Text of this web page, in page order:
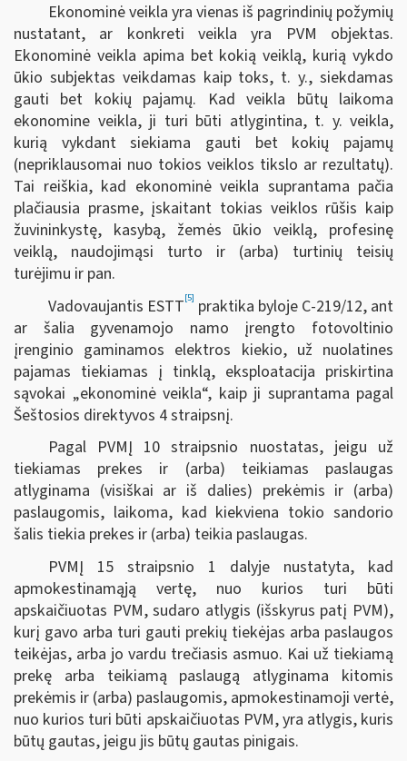
Ekonominė veikla yra vienas iš pagrindinių požymių
nustatant, ar konkreti veikla yra PVM objektas.
Ekonominė veikla apima bet kokią veiklą, kurią vykdo
ūkio subjektas veikdamas kaip toks, t. y., siekdamas
gauti bet kokių pajamų. Kad veikla būtų laikoma
ekonomine veikla, ji turi būti atlygintina, t. y. veikla,
kurią vykdant siekiama gauti bet kokių pajamų
(nepriklausomai nuo tokios veiklos tikslo ar rezultatų).
Tai reiškia, kad ekonominė veikla suprantama pačia
plačiausia prasme, įskaitant tokias veiklos rūšis kaip
žuvininkystę, kasybą, žemės ūkio veiklą, profesinę
veiklą, naudojimąsi turto ir (arba) turtinių teisių
turėjimu ir pan.
Vadovaujantis ESTT[5] praktika byloje C-219/12, ant
ar šalia gyvenamojo namo įrengto fotovoltinio
įrenginio gaminamos elektros kiekio, už nuolatines
pajamas tiekiamas į tinklą, eksploatacija priskirtina
sąvokai „ekonominė veikla“, kaip ji suprantama pagal
Šeštosios direktyvos 4 straipsnį.
Pagal PVMĮ 10 straipsnio nuostatas, jeigu už
tiekiamas prekes ir (arba) teikiamas paslaugas
atlyginama (visiškai ar iš dalies) prekėmis ir (arba)
paslaugomis, laikoma, kad kiekviena tokio sandorio
šalis tiekia prekes ir (arba) teikia paslaugas.
PVMĮ 15 straipsnio 1 dalyje nustatyta, kad
apmokestinamąją vertę, nuo kurios turi būti
apskaičiuotas PVM, sudaro atlygis (išskyrus patį PVM),
kurį gavo arba turi gauti prekių tiekėjas arba paslaugos
teikėjas, arba jo vardu trečiasis asmuo. Kai už tiekiamą
prekę arba teikiamą paslaugą atlyginama kitomis
prekėmis ir (arba) paslaugomis, apmokestinamoji vertė,
nuo kurios turi būti apskaičiuotas PVM, yra atlygis, kuris
būtų gautas, jeigu jis būtų gautas pinigais.